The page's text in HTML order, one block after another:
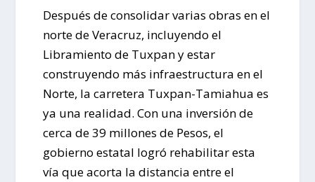
Después de consolidar varias obras en el
norte de Veracruz, incluyendo el
Libramiento de Tuxpan y estar
construyendo más infraestructura en el
Norte, la carretera Tuxpan-Tamiahua es
ya una realidad. Con una inversión de
cerca de 39 millones de Pesos, el
gobierno estatal logró rehabilitar esta
vía que acorta la distancia entre el